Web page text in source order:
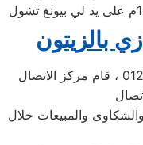
بالزيتون
من خلال رقم الاتصال 01207619993 ، قام مركز الاتصال
والمبيعات خلال